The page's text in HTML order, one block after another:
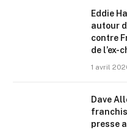
Eddie
autour
contre
de l’ex-
1 avril
Dave
presse